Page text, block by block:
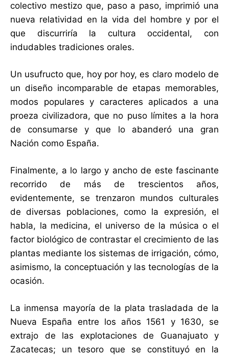
colectivo mestizo que, paso a paso, imprimió una
nueva relatividad en la vida del hombre y por el
que discurriría la cultura occidental, con
indudables tradiciones orales.
Un usufructo que, hoy por hoy, es claro modelo de
un diseño incomparable de etapas memorables,
modos populares y caracteres aplicados a una
proeza civilizadora, que no puso límites a la hora
de consumarse y que lo abanderó una gran
Nación como España.
Finalmente, a lo largo y ancho de este fascinante
recorrido de más de trescientos años,
evidentemente, se trenzaron mundos culturales
de diversas poblaciones, como la expresión, el
habla, la medicina, el universo de la música o el
factor biológico de contrastar el crecimiento de las
plantas mediante los sistemas de irrigación, cómo,
asimismo, la conceptuación y las tecnologías de la
ocasión.
La inmensa mayoría de la plata trasladada de la
Nueva España entre los años 1561 y 1630, se
extrajo de las explotaciones de Guanajuato y
Zacatecas; un tesoro que se constituyó en la